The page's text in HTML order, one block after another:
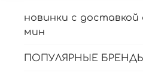
новинки с доставкой
мин
ПОПУЛЯРНЫЕ БРЕНДЫ